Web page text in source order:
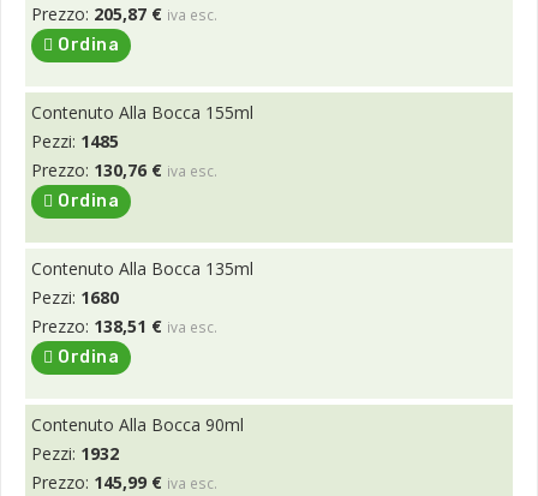
Prezzo: 205,87 € iva esc.
Ordina
Contenuto Alla Bocca 155ml
Pezzi: 1485
Prezzo: 130,76 € iva esc.
Ordina
Contenuto Alla Bocca 135ml
Pezzi: 1680
Prezzo: 138,51 € iva esc.
Ordina
Contenuto Alla Bocca 90ml
Pezzi: 1932
Prezzo: 145,99 € iva esc.